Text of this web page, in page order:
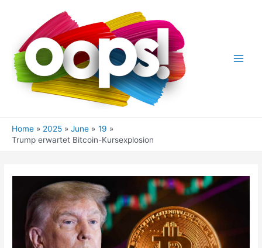
Home 2025 June
19
Trump erwartet Bitcoin-Kursexplosion